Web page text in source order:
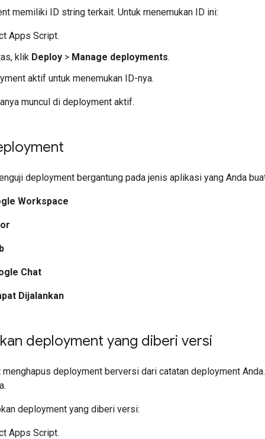
memiliki ID string terkait. Untuk menemukan ID ini:
Apps Script.
klik Deploy > Manage deployments.
aktif untuk menemukan ID-nya.
muncul di deployment aktif.
deployment bergantung pada jenis aplikasi yang Anda
Workspace
Chat
Dijalankan
deployment yang diberi versi
deployment berversi dari catatan deployment
deployment yang diberi versi:
Apps Script.